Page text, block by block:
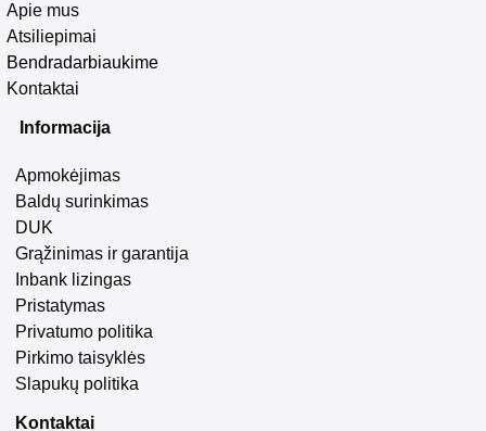
Apie mus
Atsiliepimai
Bendradarbiaukime
Kontaktai
Informacija
Apmokėjimas
Baldų surinkimas
DUK
Grąžinimas ir garantija
Inbank lizingas
Pristatymas
Privatumo politika
Pirkimo taisyklės
Slapukų politika
Kontaktai